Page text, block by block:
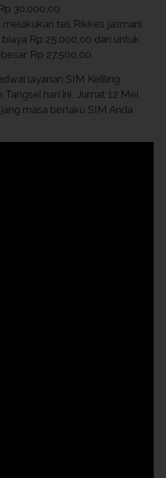
30.000,00
melakukan tes Rikkes jasmani
Rp 25.000,00 dan untuk
Rp 27.500,00.
layanan SIM Keliling
hari ini, Jumat 12 Mei
masa berlaku SIM Anda